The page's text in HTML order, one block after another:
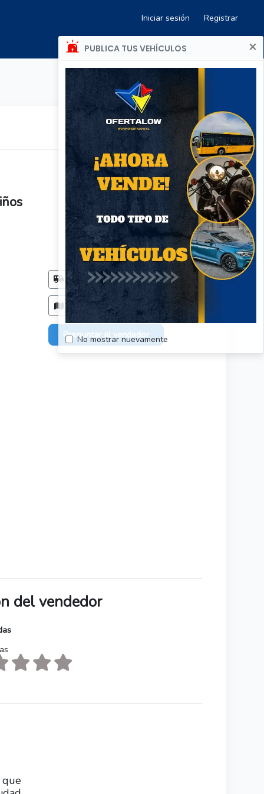
Iniciar sesión Registrar
PUBLICA TUS VEHÍCULOS ×
No mostrar nuevamente
Método de entrega
Acordar con el comprador
Zonas de entrega
Solo en: Región del Biobio
Preguntar al vendedor
del vendedor